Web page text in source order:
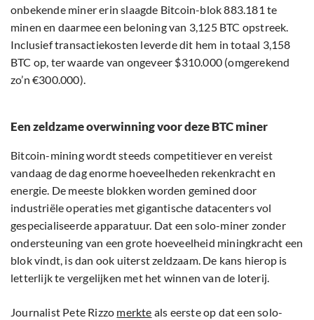
onbekende miner erin slaagde Bitcoin-blok 883.181 te
minen en daarmee een beloning van 3,125 BTC opstreek.
Inclusief transactiekosten leverde dit hem in totaal 3,158
BTC op, ter waarde van ongeveer $310.000 (omgerekend
zo’n €300.000).
Een zeldzame overwinning voor deze BTC miner
Bitcoin-mining wordt steeds competitiever en vereist
vandaag de dag enorme hoeveelheden rekenkracht en
energie. De meeste blokken worden gemined door
industriële operaties met gigantische datacenters vol
gespecialiseerde apparatuur. Dat een solo-miner zonder
ondersteuning van een grote hoeveelheid miningkracht een
blok vindt, is dan ook uiterst zeldzaam. De kans hierop is
letterlijk te vergelijken met het winnen van de loterij.
Journalist Pete Rizzo merkte als eerste op dat een solo-